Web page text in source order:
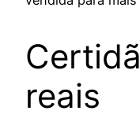
reais